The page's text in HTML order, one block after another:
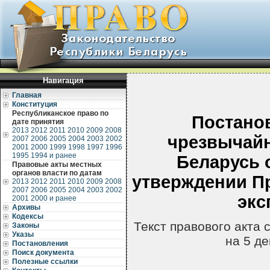
Навигация
Главная
Конституция
Республиканское право по
дате принятия
2013 2012 2011 2010 2009 2008
2007 2006 2005 2004 2003 2002
2001 2000 1999 1998 1997 1996
1995 1994 и ранее
Правовые акты местных
органов власти по датам
2013 2012 2011 2010 2009 2008
2007 2006 2005 2004 2003 2002
2001 2000 и ранее
Архивы
Кодексы
Законы
Указы
Постановления
Поиск документа
Полезные ссылки
Беларусь
утверждении
Текст правового
на 5